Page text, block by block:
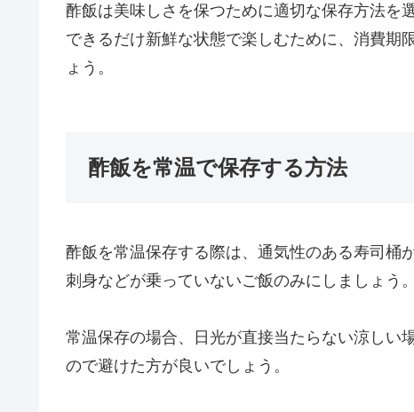
酢飯は美味しさを保つために適切な保存方法を
できるだけ新鮮な状態で楽しむために、消費期
ょう。
酢飯を常温で保存する方法
酢飯を常温保存する際は、通気性のある寿司桶
刺身などが乗っていないご飯のみにしましょう。
常温保存の場合、日光が直接当たらない涼しい
ので避けた方が良いでしょう。